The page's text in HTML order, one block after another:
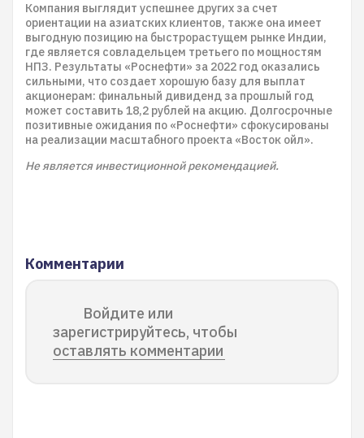
Компания выглядит успешнее других за счет
ориентации на азиатских клиентов, также она имеет
выгодную позицию на быстрорастущем рынке Индии,
где является совладельцем третьего по мощностям
НПЗ. Результаты «Роснефти» за 2022 год оказались
сильными, что создает хорошую базу для выплат
акционерам: финальный дивиденд за прошлый год
может составить 18,2 рублей на акцию. Долгосрочные
позитивные ожидания по «Роснефти» сфокусированы
на реализации масштабного проекта «Восток ойл».
Не является инвестиционной рекомендацией.
Комментарии
Войдите или
зарегистрируйтесь, чтобы
оставлять комментарии